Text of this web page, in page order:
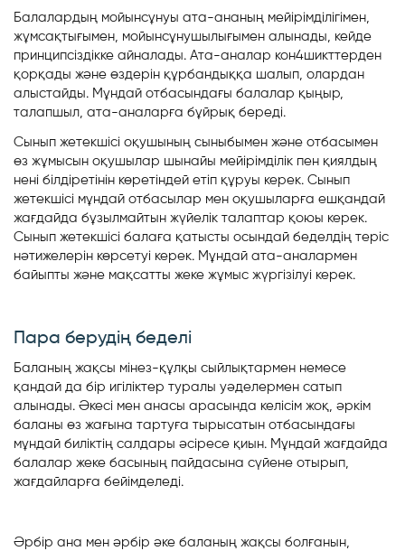
Балалардың мойынсұнуы ата-ананың мейірімділігімен,
жұмсақтығымен, мойынсұнушылығымен алынады, кейде
принципсіздікке айналады. Ата-аналар кон4шикттерден
қорқады және өздерін құрбандыққа шалып, олардан
алыстайды. Мұндай отбасындағы балалар қыңыр,
талапшыл, ата-аналарға бұйрық береді.
Сынып жетекшісі оқушының сыныбымен және отбасымен
өз жұмысын оқушылар шынайы мейірімділік пен қиялдың
нені білдіретінін көретіндей етіп құруы керек. Сынып
жетекшісі мұндай отбасылар мен оқушыларға ешқандай
жағдайда бұзылмайтын жүйелік талаптар қоюы керек.
Сынып жетекшісі балаға қатысты осындай беделдің теріс
нәтижелерін көрсетуі керек. Мұндай ата-аналармен
байыпты және мақсатты жеке жұмыс жүргізілуі керек.
Пара берудің беделі
Баланың жақсы мінез-құлқы сыйлықтармен немесе
қандай да бір игіліктер туралы уәделермен сатып
алынады. Әкесі мен анасы арасында келісім жоқ, әркім
баланы өз жағына тартуға тырысатын отбасындағы
мұндай биліктің салдары әсіресе қиын. Мұндай жағдайда
балалар жеке басының пайдасына сүйене отырып,
жағдайларға бейімделеді.
Әрбір ана мен әрбір әке баланың жақсы болғанын,